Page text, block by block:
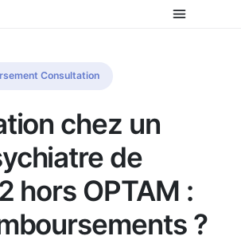
Consultation
chez un
de
hors OPTAM :
?